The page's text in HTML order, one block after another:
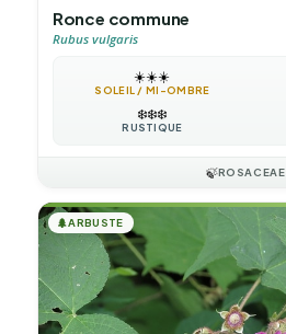
Ronce commune
Rubus vulgaris
☀️☀️☀️
SOLEIL / MI-OMBRE
❄️❄️❄️
RUSTIQUE
🍃ROSACEAE
🌲ARBUSTE